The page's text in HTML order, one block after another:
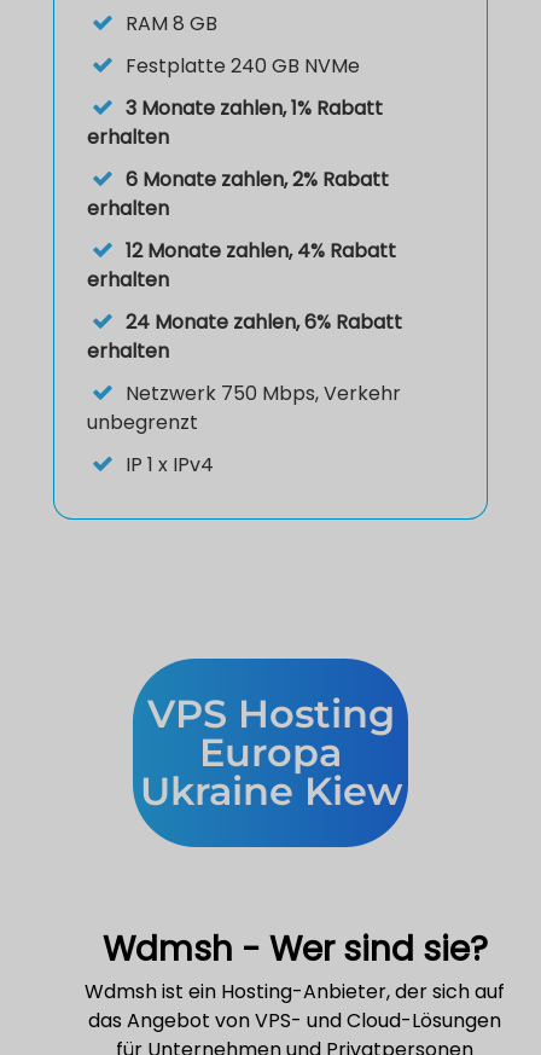
RAM 8 GB
Festplatte 240 GB NVMe
3 Monate zahlen, 1% Rabatt
erhalten
6 Monate zahlen, 2% Rabatt
erhalten
12 Monate zahlen, 4% Rabatt
erhalten
24 Monate zahlen, 6% Rabatt
erhalten
Netzwerk 750 Mbps, Verkehr
unbegrenzt
IP 1 x IPv4
VPS Hosting
Europa
Ukraine Kiew
Wdmsh - Wer sind sie?
Wdmsh ist ein Hosting-Anbieter, der sich auf
das Angebot von VPS- und Cloud-Lösungen